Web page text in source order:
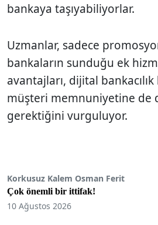
bankaya taşıyabiliyorlar.
Uzmanlar, sadece
bankaların sunduğu ek
avantajları, dijital bankacılık
müşteri memnuniyetine de
gerektiğini vurguluyor.
Korkusuz Kalem Osman Ferit
Çok önemli bir ittifak!
10 Ağustos 2026